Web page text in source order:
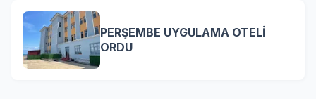
PERŞEMBE UYGULAMA OTELİ
ORDU